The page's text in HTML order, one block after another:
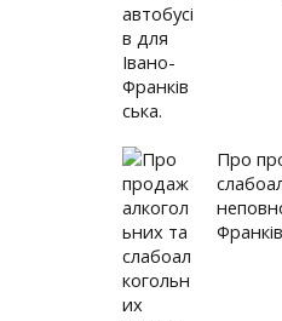
картин «Станіславів&Галичина
Репортаж. Десятий велодень у
Урбаністична революція в
Про